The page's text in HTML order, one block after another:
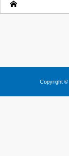
Copyright ©